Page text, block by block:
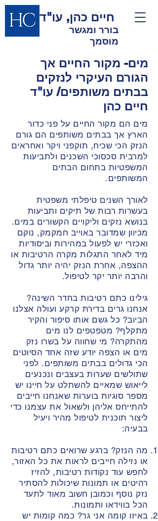
חיים כהן, עו"ד
בורר ומגשר
מוסמך
מים- מקור החיים אך
הגורם העיקרי לנזקים
בבתים משותפים/ עו"ד
חיים כהן
מים הם מקור החיים על פני כדור
הארץ אך בבתים משותפים הם גורם
הנזק הכי שכיח, תוקפני ויקר ואחראים
למרבית סכסוכי השכנים ולתביעות
המשפטיות בתחום הבתים
המשותפים.
לאורך השנים טיפלתי משפטית
בעשרות רבות של תיקים ותביעות
בנושא נזקים וליקויים הקשורים במים.
מכיוון שמדובר באוייב חמקמק, נוקם
ואכזרי יש לפעול במהירות וביסודיות
מיד לאחר התגלות מקרה הרטיבות או
ההצפה, אחרת הנזק יהיה יותר גדול
והרבה יותר יקר לטיפול.
גילינו כתם רטיבות בחדר השינה?
אנחנו גרים בדירת קרקע ועולה אצלנו
הביוב? כל גשם אותו סיפור והקיר
מתקלף? מטפטפים לנו מים
מהתקרה? מי שחווה על בשרו נזק
מים או הצפה יודע שזה אחד הסיוטים
הכי גדולים בבתים משותפים. לפני
שתולשים שערות בעצבים ונכנעים
לייאוש שמאיים להשתלט על חיינו יש
מספר סוגיות בוערות שאנחנו חייבים
להתייחס אליהן ולשאול את עצמנו כדי
ליצור תוכנית לטיפול מהיר ויעיל
בבעיה:
מה הנזק? ברגע שרואים כתם רטיבות
או נזילה חייבים לראות את כל האזור,
לחפש עוד נקודות רטיבות, להזיז
רהיטים או תמונות שיכולות להסתיר
נזק נוסף וכמובן חשוב מאוד לתעד
הכל בווידאו ותמונות.
באיזו קומה אני גר? כמה קומות יש